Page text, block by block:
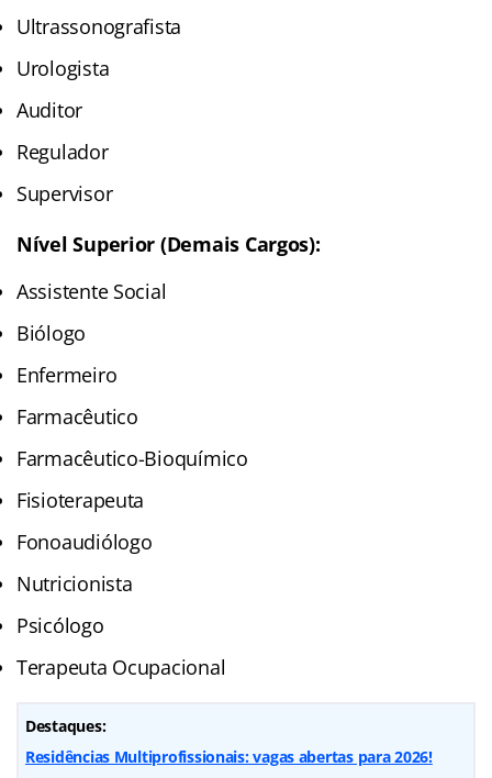
Ultrassonografista
Urologista
Auditor
Regulador
Supervisor
Nível Superior (Demais Cargos):
Assistente Social
Biólogo
Enfermeiro
Farmacêutico
Farmacêutico-Bioquímico
Fisioterapeuta
Fonoaudiólogo
Nutricionista
Psicólogo
Terapeuta Ocupacional
Destaques:
Residências Multiprofissionais: vagas abertas para 2026!